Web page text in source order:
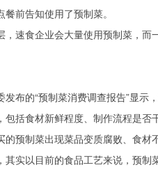
前告知使用了预制菜。
速食企业会大量使用预制菜，而
布的“预制菜消费调查报告”显示
括食材新鲜程度、制作流程是否
预制菜出现菜品变质腐败、食材
实以目前的食品工艺来说，预制